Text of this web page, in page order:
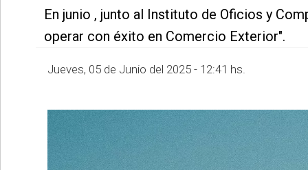
NOTICIAS
POLICIALES
REGIONALES
En junio , junto al Instituto de Oficios y
operar con éxito en Comercio Exterior".
Jueves, 05 de Junio del 2025 - 12:41 hs.